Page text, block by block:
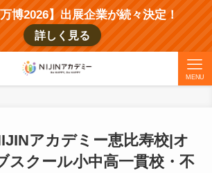
博2026】出展企業が続々決定！
詳しく見る
MENU
アカデミー恵比寿校|オ
スクール小中高一貫校・不